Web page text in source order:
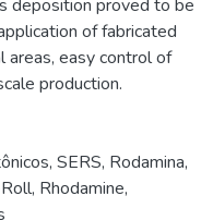
deposition proved to be
of fabricated
areas, easy control of
production.
, SERS, Rodamina,
, Rhodamine,